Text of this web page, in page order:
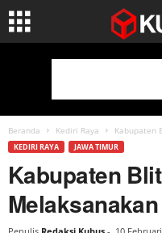
Beranda Kediri Raya Kabupaten
KEDIRI RAYA JAWA TIMUR
Kabupaten